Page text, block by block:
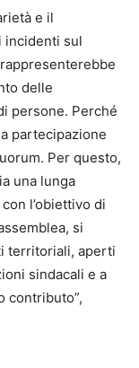
e il
incidenti sul
delle
persone. Perché
partecipazione
Per questo,
una lunga
l’obiettivo di
si
territoriali, aperti
sindacali e a
contributo”,